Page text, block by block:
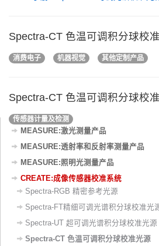
Spectra-CT 色温可调积分球校
消费电子 机器视觉 其他定制产品
Spectra-CT 色温可调积分球校
传感器计量及检测
MEASURE:激光测量产品
MEASURE:透射率和反射率测量产品
MEASURE:照明光测量产品
CREATE:成像传感器校准系统
Spectra-RGB 精密参考光源
Spectra-FT精细可调光谱积分球校准光
Spectra-UT 超可调光谱积分球校准光源
Spectra-CT 色温可调积分球校准光源